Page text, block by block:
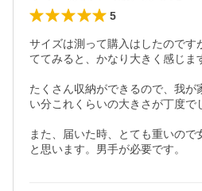
5
サイズは測って購入はしたのです
ててみると、かなり大きく感じま
たくさん収納ができるので、我が
い分これくらいの大きさが丁度で
また、届いた時、とても重いの
と思います。男手が必要です。